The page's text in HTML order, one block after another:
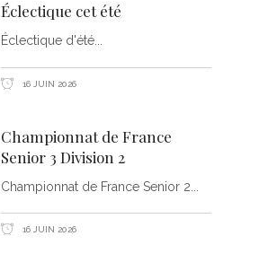
Éclectique cet été
Éclectique d'été
16 JUIN 2026
Championnat de France
Senior 3 Division 2
Championnat de France Senior 2
16 JUIN 2026